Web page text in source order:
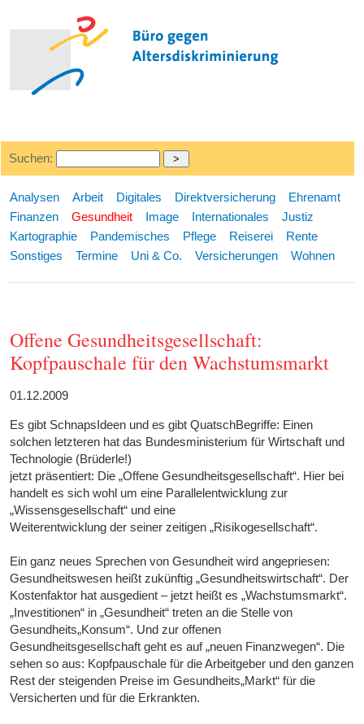
Suchen:
Analysen Arbeit Digitales Direktversicherung
Ehrenamt
Finanzen
Gesundheit Image Internationales
Justiz
Kartographie
Pandemisches Pflege Reiserei
Rente
Sonstiges
Termine Uni & Co. Versicherungen Wohnen
Offene Gesundheitsgesellschaft:
Kopfpauschale für den Wachstumsmarkt
01.12.2009
Es gibt SchnapsIdeen und es gibt QuatschBegriffe: Einen
solchen letzteren hat das Bundesministerium für Wirtschaft und
Technologie (Brüderle!)
jetzt präsentiert: Die „Offene Gesundheitsgesellschaft“. Hier bei
handelt es sich wohl um eine Parallelentwicklung zur
„Wissensgesellschaft“ und eine
Weiterentwicklung der seiner zeitigen „Risikogesellschaft“.
Ein ganz neues Sprechen von Gesundheit wird angepriesen:
Gesundheitswesen heißt zukünftig „Gesundheitswirtschaft“. Der
Kostenfaktor hat ausgedient – jetzt heißt es „Wachstumsmarkt“.
„Investitionen“ in „Gesundheit“ treten an die Stelle von
Gesundheits„Konsum“. Und zur offenen
Gesundheitsgesellschaft geht es auf „neuen Finanzwegen“. Die
sehen so aus: Kopfpauschale für die Arbeitgeber und den ganzen
Rest der steigenden Preise im Gesundheits„Markt“ für die
Versicherten und für die Erkrankten.